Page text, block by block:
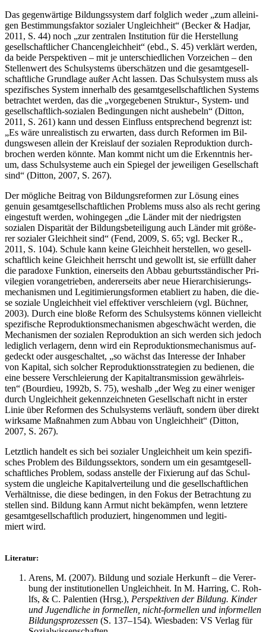
Das gegen­wär­ti­ge Bil­dungs­sys­tem darf folg­lich weder „zum allei­ni­
gen Bestim­mungs­fak­tor sozia­ler Ungleich­heit“ (Becker & Hadjar,
2011, S. 44) noch „zur zen­tra­len Insti­tu­ti­on für die Her­stel­lung
gesell­schaft­li­cher Chan­cen­gleich­heit“ (ebd., S. 45) ver­klärt wer­den,
da bei­de Per­spek­ti­ven – mit je unter­schied­li­chen Vor­zei­chen – den
Stel­len­wert des Schul­sys­tems über­schät­zen und die gesamt­ge­sell­
schaft­li­che Grund­la­ge außer Acht las­sen. Das Schul­sys­tem muss als
spe­zi­fi­sches Sys­tem inner­halb des gesamt­ge­sell­schaft­li­chen Sys­tems
betrach­tet wer­den, das die „vor­ge­ge­be­nen Struktur‑, Sys­tem- und
gesell­schaft­lich-sozia­len Bedin­gun­gen nicht aus­he­beln“ (Dit­ton,
2011, S. 261) kann und des­sen Ein­fluss ent­spre­chend begrenzt ist:
„Es wäre unrea­lis­tisch zu erwar­ten, dass durch Refor­men im Bil­
dungs­we­sen allein der Kreis­lauf der sozia­len Repro­duk­ti­on durch­
bro­chen wer­den könn­te. Man kommt nicht um die Erkennt­nis her­
um, dass Schul­sys­te­me auch ein Spie­gel der jewei­li­gen Gesell­schaft
sind“ (Dit­ton, 2007, S. 267).
Der mög­li­che Bei­trag von Bil­dungs­re­for­men zur Lösung eines
genu­in gesamt­ge­sell­schaft­li­chen Pro­blems muss also als recht gering
ein­ge­stuft wer­den, wohin­ge­gen „die Län­der mit der nied­rigs­ten
sozia­len Dis­pa­ri­tät der Bil­dungs­be­tei­li­gung auch Län­der mit grö­ße­
rer sozia­ler Gleich­heit sind“ (Fend, 2009, S. 65; vgl. Becker R.,
2011, S. 104). Schu­le kann kei­ne Gleich­heit her­stel­len, wo gesell­
schaft­lich kei­ne Gleich­heit herrscht und gewollt ist, sie erfüllt daher
die para­do­xe Funk­ti­on, einer­seits den Abbau geburts­stän­di­scher Pri­
vi­le­gi­en vor­an­ge­trie­ben, ande­rer­seits aber neue Hier­ar­chi­sie­rungs­
me­cha­nis­men und Legi­ti­mie­rungs­for­men eta­bliert zu haben, die die­
se sozia­le Ungleich­heit viel effek­ti­ver ver­schlei­ern (vgl. Büch­ner,
2003). Durch eine blo­ße Reform des Schul­sys­tems kön­nen viel­leicht
spe­zi­fi­sche Repro­duk­ti­ons­me­cha­nis­men abge­schwächt wer­den, die
Mecha­nis­men der sozia­len Repro­duk­ti­on an sich wer­den sich jedoch
ledig­lich ver­la­gern, denn wird ein Repro­duk­ti­ons­me­cha­nis­mus auf­
ge­deckt oder aus­ge­schal­tet, „so wächst das Inter­es­se der Inha­ber
von Kapi­tal, sich sol­cher Repro­duk­ti­ons­stra­te­gien zu bedie­nen, die
eine bes­se­re Ver­schleie­rung der Kapi­tal­trans­mis­si­on gewähr­leis­
ten“ (Bour­dieu, 1992b, S. 75), wes­halb „der Weg zu einer weni­ger
durch Ungleich­heit gekenn­zeich­ne­ten Gesell­schaft nicht in ers­ter
Linie über Refor­men des Schul­sys­tems ver­läuft, son­dern über direkt
wirk­sa­me Maß­nah­men zum Abbau von Ungleich­heit“ (Dit­ton,
2007, S. 267).
Letzt­lich han­delt es sich bei sozia­ler Ungleich­heit um kein spe­zi­fi­
sches Pro­blem des Bil­dungs­sek­tors, son­dern um ein gesamt­ge­sell­
schaft­li­ches Pro­blem, sodass anstel­le der Fixie­rung auf das Schul­
sys­tem die unglei­che Kapi­tal­ver­tei­lung und die gesell­schaft­li­chen
Ver­hält­nis­se, die die­se bedin­gen, in den Fokus der Betrach­tung zu
stel­len sind. Bil­dung kann Armut nicht bekämp­fen, wenn letz­te­re
gesamt­ge­sell­schaft­lich pro­du­ziert, hin­ge­nom­men und legi­ti­
miert wird.
Lite­ra­tur:
Are­ns, M. (2007). Bil­dung und sozia­le Her­kunft – die Ver­er­
bung der insti­tu­tio­nel­len Ungleich­heit. In M. Har­ring, C. Roh­
lfs, & C. Palen­ti­en (Hrsg.), Per­spek­ti­ven der Bil­dung. Kin­der
und Jugend­li­che in for­mel­len, nicht-for­mel­len und infor­mel­len
Bil­dungs­pro­zes­sen (S. 137–154). Wies­ba­den: VS Ver­lag für